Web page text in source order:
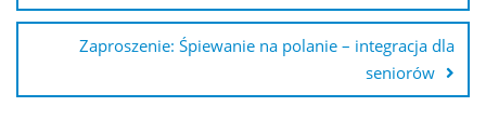
Zaproszenie: Śpiewanie na polanie – integracja dla
seniorów